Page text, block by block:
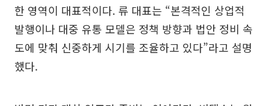
한 영역이 대표적이다. 류 대표는 “본격적인 상업적
발행이나 대중 유통 모델은 정책 방향과 법안 정비 속
도에 맞춰 신중하게 시기를 조율하고 있다”라고 설명
했다.